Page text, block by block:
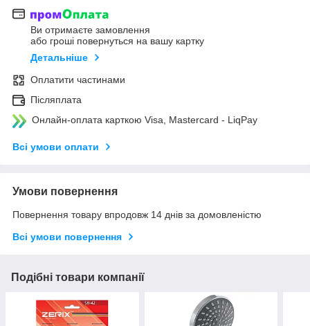
Ви отримаєте замовлення
або гроші повернуться на вашу картку
Детальніше
Оплатити частинами
Післяплата
Онлайн-оплата карткою Visa, Mastercard - LiqPay
Всі умови оплати
Умови повернення
Повернення товару впродовж 14 днів за домовленістю
Всі умови повернення
Подібні товари компанії